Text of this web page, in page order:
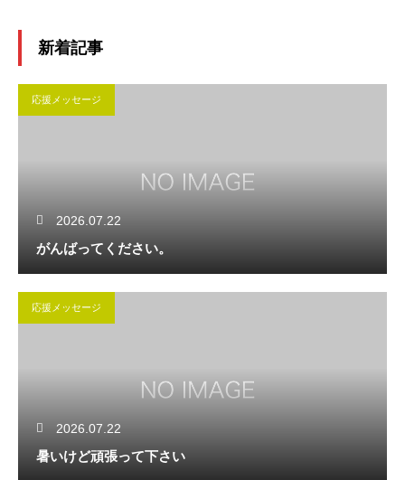
新着記事
応援メッセージ
2026.07.22
がんばってください。
応援メッセージ
2026.07.22
暑いけど頑張って下さい